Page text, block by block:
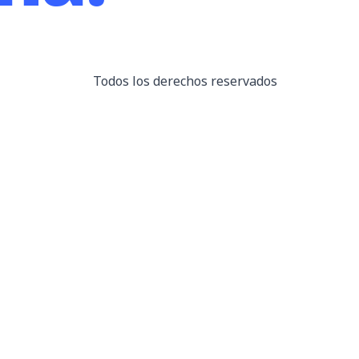
Todos los derechos reservados